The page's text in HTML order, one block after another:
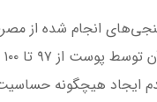
انجام شده از
ایجاد هیچگونه